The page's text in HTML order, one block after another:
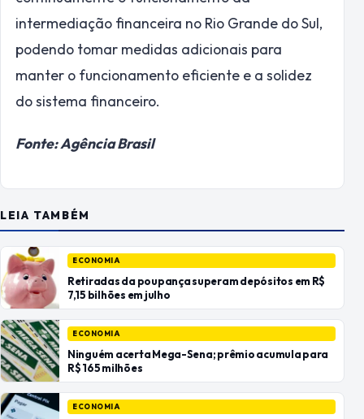
intermediação financeira no Rio Grande do Sul,
podendo tomar medidas adicionais para
manter o funcionamento eficiente e a solidez
do sistema financeiro.
Fonte: Agência Brasil
LEIA TAMBÉM
ECONOMIA
Retiradas da poupança superam depósitos em R$
7,15 bilhões em julho
ECONOMIA
Ninguém acerta Mega-Sena; prêmio acumula para
R$ 165 milhões
ECONOMIA